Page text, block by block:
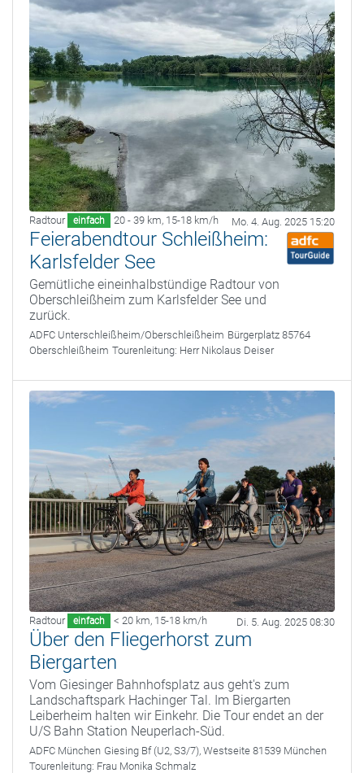
Radtour einfach 20 - 39 km, 15-18 km/h Mo. 4. Aug. 2025 15:20
Feierabendtour Schleißheim:
Karlsfelder See
Gemütliche eineinhalbstündige Radtour von
Oberschleißheim zum Karlsfelder See und
zurück.
ADFC Unterschleißheim/Oberschleißheim Bürgerplatz 85764
Oberschleißheim Tourenleitung: Herr Nikolaus Deiser
Radtour einfach < 20 km, 15-18 km/h Di. 5. Aug. 2025 08:30
Über den Fliegerhorst zum
Biergarten
Vom Giesinger Bahnhofsplatz aus geht's zum
Landschaftspark Hachinger Tal. Im Biergarten
Leiberheim halten wir Einkehr. Die Tour endet an der
U/S Bahn Station Neuperlach-Süd.
ADFC München Giesing Bf (U2, S3/7), Westseite 81539 München
Tourenleitung: Frau Monika Schmalz